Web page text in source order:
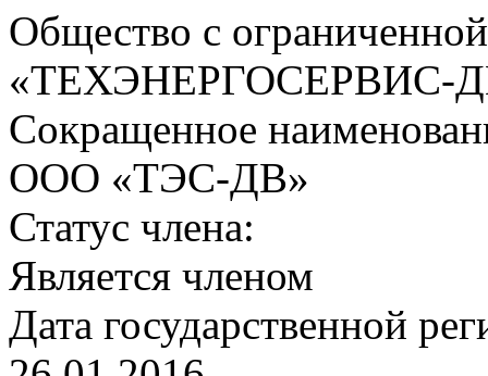
Общество с
«ТЕХЭНЕРГОСЕРВИС-
Сокращенное
ООО «ТЭС-ДВ»
Статус члена:
Является членом
Дата государственной